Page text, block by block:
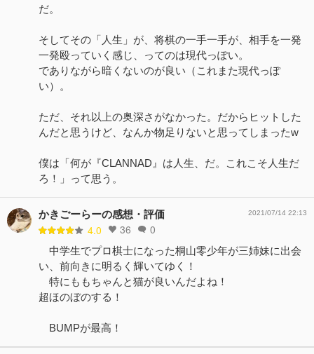
だ。
そしてその「人生」が、将棋の一手一手が、相手を一発
一発殴っていく感じ、ってのは現代っぽい。
でありながら暗くないのが良い（これまた現代っぽ
い）。
ただ、それ以上の奥深さがなかった。だからヒットした
んだと思うけど、なんか物足りないと思ってしまったw
僕は「何が『CLANNAD』は人生、だ。これこそ人生だ
ろ！」って思う。
かきごーらーの感想・評価
4.0 36 0
2021/07/14 22:13
中学生でプロ棋士になった桐山零少年が三姉妹に出会
い、前向きに明るく輝いてゆく！
特にももちゃんと猫が良いんだよね！
超ほのぼのする！
BUMPが最高！